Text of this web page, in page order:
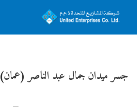
جسر ميدان جمال عبد الناصر (عمان)